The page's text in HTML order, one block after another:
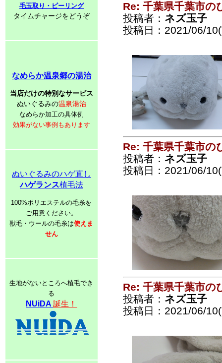
毛玉取り・ピーリング
タイムチャージをどうぞ
なめらか温泉郷の湯治
当店だけの特別なサービス
ぬいぐるみの温泉湯治
なめらか加工の具体例
効果がない事例もあります
ぬいぐるみのハゲ直し
ハゲランス植毛法
100%ポリエステルの毛糸を
ご用意ください。
獣毛・ウールの毛糸は使えま
せん
生地がないところへ植毛でき
る
NUiDA誕生！
Re: 千葉県千葉市の
投稿者： ネズ玉子
投稿日：2021/06/
Re: 千葉県千葉市の
投稿者： ネズ玉子
投稿日：2021/06/
Re: 千葉県千葉市の
投稿者： ネズ玉子
投稿日：2021/06/